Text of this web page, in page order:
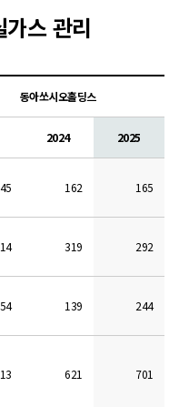
스 관리
동아쏘시오홀딩스
2024 2025
162 165
319 292
54 139 244
621 701